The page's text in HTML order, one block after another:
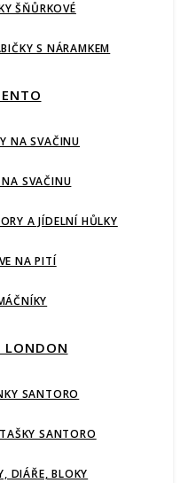
ŠŇŮRKOVÉ
S NÁRAMKEM
NA SVAČINU
NA SVAČINU
A JÍDELNÍ HŮLKY
NA PITÍ
LONDON
SANTORO
SANTORO
DIÁŘE, BLOKY